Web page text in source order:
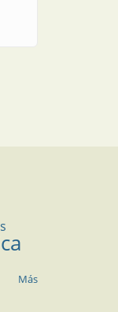
Más